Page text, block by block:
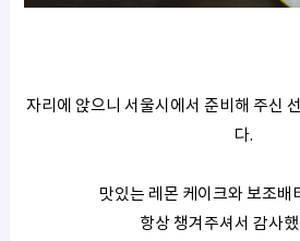
자리에 앉으니 서울시에서 준비해 주신
다.
맛있는 레몬 케이크와 보조배
항상 챙겨주셔서 감사